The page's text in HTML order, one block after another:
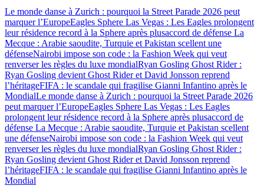
Le monde danse à Zurich : pourquoi la Street Parade 2026 peut
marquer l’EuropeEagles Sphere Las Vegas : Les Eagles prolongent
leur résidence record à la Sphere après plusaccord de défense La
Mecque : Arabie saoudite, Turquie et Pakistan scellent une
défenseNairobi impose son code : la Fashion Week qui veut
renverser les règles du luxe mondialRyan Gosling Ghost Rider :
Ryan Gosling devient Ghost Rider et David Jonsson reprend
l’héritageFIFA : le scandale qui fragilise Gianni Infantino après le
MondialLe monde danse à Zurich : pourquoi la Street Parade 2026
peut marquer l’EuropeEagles Sphere Las Vegas : Les Eagles
prolongent leur résidence record à la Sphere après plusaccord de
défense La Mecque : Arabie saoudite, Turquie et Pakistan scellent
une défenseNairobi impose son code : la Fashion Week qui veut
renverser les règles du luxe mondialRyan Gosling Ghost Rider :
Ryan Gosling devient Ghost Rider et David Jonsson reprend
l’héritageFIFA : le scandale qui fragilise Gianni Infantino après le
Mondial